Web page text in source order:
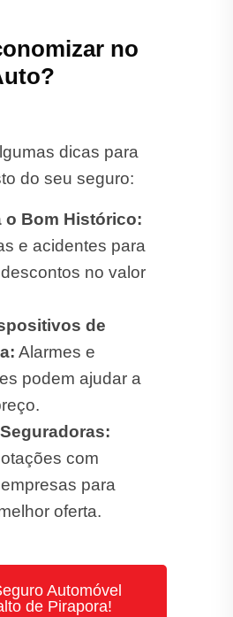
no
dicas para
do seu seguro:
o Bom Histórico:
e acidentes para
no valor
de
Alarmes e
podem ajudar a
com
para
oferta.
Automóvel
de Pirapora!